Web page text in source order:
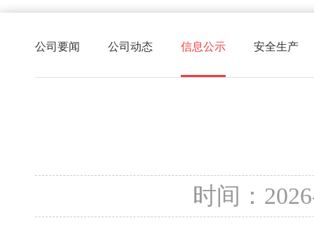
公司要闻 公司动态 信息公示 安全生产
时间：